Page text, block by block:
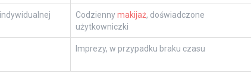
Codziennymakijaż, doświadczone
użytkowniczki
Imprezy, w przypadku braku czasu